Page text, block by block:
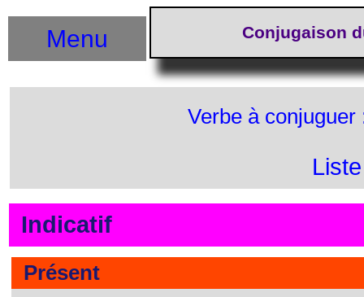
Conjugaison
Menu
Verbe à
Indicatif
Présent